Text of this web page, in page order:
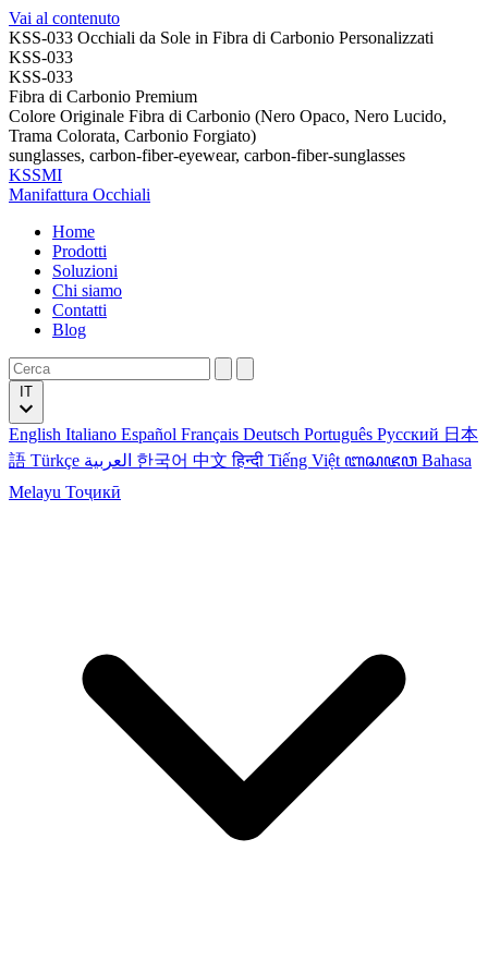
Vai al contenuto
KSS-033 Occhiali da Sole in Fibra di Carbonio Personalizzati
KSS-033
KSS-033
Fibra di Carbonio Premium
Colore Originale Fibra di Carbonio (Nero Opaco, Nero Lucido,
Trama Colorata, Carbonio Forgiato)
sunglasses, carbon-fiber-eyewear, carbon-fiber-sunglasses
KSSMI
Manifattura Occhiali
Home
Prodotti
Soluzioni
Chi siamo
Contatti
Blog
English Italiano Español Français Deutsch Português Русский 日本
語 Türkçe 한국어 中文हिन्दी Tiếng Việt ꦧꦱꦗꦮ Bahasa
Melayu Тоҷикӣ